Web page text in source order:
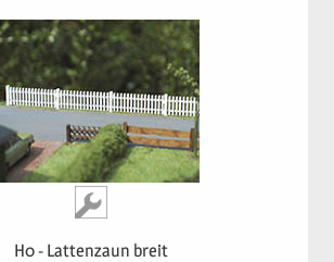
H0 - Lattenzaun breit